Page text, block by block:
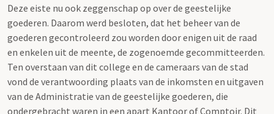
Deze eiste nu ook zeggenschap op over de geestelijke
goederen. Daarom werd besloten, dat het beheer van de
goederen gecontroleerd zou worden door enigen uit de raad
en enkelen uit de meente, de zogenoemde gecommitteerden.
Ten overstaan van dit college en de cameraars van de stad
vond de verantwoording plaats van de inkomsten en uitgaven
van de Administratie van de geestelijke goederen, die
ondergebracht waren in een apart Kantoor of Comptoir. Dit